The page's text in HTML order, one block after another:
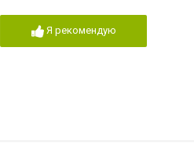
Я рекомендую